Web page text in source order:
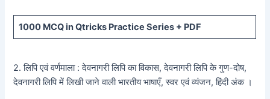
1000 MCQ in Qtricks Practice Series + PDF
2. लिपि एवं वर्णमाला : देवनागरी लिपि का विकास, देवनागरी लिपि के गुण-दोष,
देवनागरी लिपि में लिखी जाने वाली भारतीय भाषाएँ, स्वर एवं व्यंजन, हिंदी अंक ।